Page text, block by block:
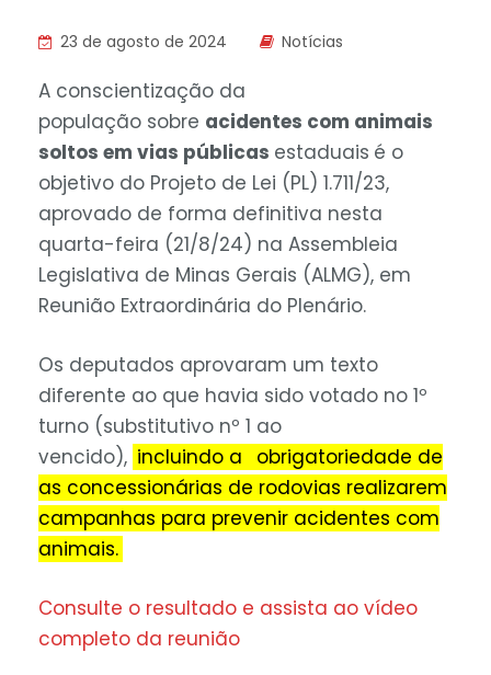
23 de agosto de 2024 Notícias
A conscientização da
população sobre acidentes com animais
soltos em vias públicas estaduais é o
objetivo do Projeto de Lei (PL) 1.711/23,
aprovado de forma definitiva nesta
quarta-feira (21/8/24) na Assembleia
Legislativa de Minas Gerais (ALMG), em
Reunião Extraordinária do Plenário.
Os deputados aprovaram um texto
diferente ao que havia sido votado no 1º
turno (substitutivo nº 1 ao
vencido), incluindo a
obrigatoriedade de
as concessionárias de rodovias realizarem
campanhas para prevenir acidentes com
animais.
Consulte o resultado e assista ao vídeo
completo da reunião